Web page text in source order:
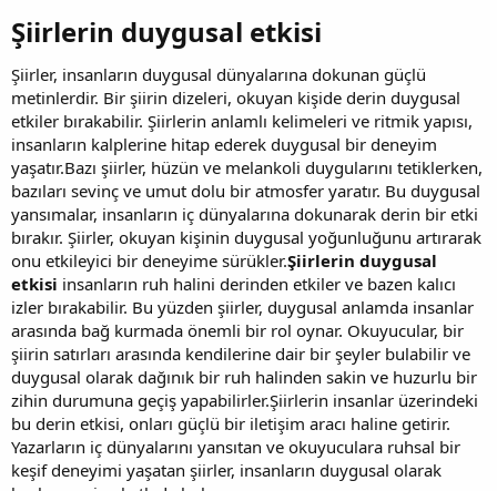
Şiirlerin duygusal etkisi​
Şiirler, insanların duygusal dünyalarına dokunan güçlü
metinlerdir. Bir şiirin dizeleri, okuyan kişide derin duygusal
etkiler bırakabilir. Şiirlerin anlamlı kelimeleri ve ritmik yapısı,
insanların kalplerine hitap ederek duygusal bir deneyim
yaşatır.Bazı şiirler, hüzün ve melankoli duygularını tetiklerken,
bazıları sevinç ve umut dolu bir atmosfer yaratır. Bu duygusal
yansımalar, insanların iç dünyalarına dokunarak derin bir etki
bırakır. Şiirler, okuyan kişinin duygusal yoğunluğunu artırarak
onu etkileyici bir deneyime sürükler.Şiirlerin duygusal
etkisi insanların ruh halini derinden etkiler ve bazen kalıcı
izler bırakabilir. Bu yüzden şiirler, duygusal anlamda insanlar
arasında bağ kurmada önemli bir rol oynar. Okuyucular, bir
şiirin satırları arasında kendilerine dair bir şeyler bulabilir ve
duygusal olarak dağınık bir ruh halinden sakin ve huzurlu bir
zihin durumuna geçiş yapabilirler.Şiirlerin insanlar üzerindeki
bu derin etkisi, onları güçlü bir iletişim aracı haline getirir.
Yazarların iç dünyalarını yansıtan ve okuyuculara ruhsal bir
keşif deneyimi yaşatan şiirler, insanların duygusal olarak